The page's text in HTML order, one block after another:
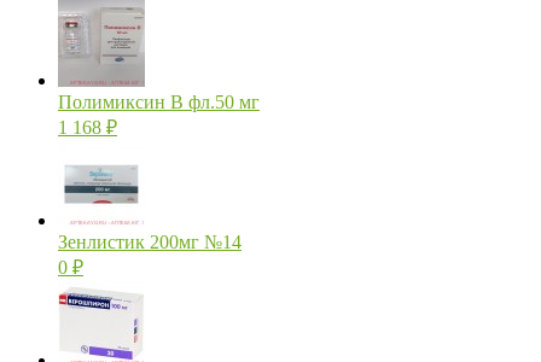
Полимиксин В фл.50 мг
1 168 ₽
Зенлистик 200мг №14
0 ₽